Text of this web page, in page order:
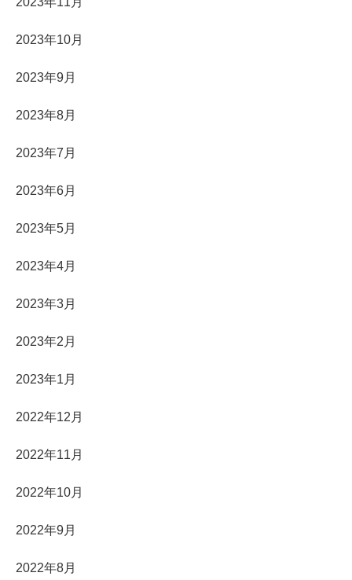
2023年10月
2023年9月
2023年8月
2023年7月
2023年6月
2023年5月
2023年4月
2023年3月
2023年2月
2023年1月
2022年12月
2022年11月
2022年10月
2022年9月
2022年8月